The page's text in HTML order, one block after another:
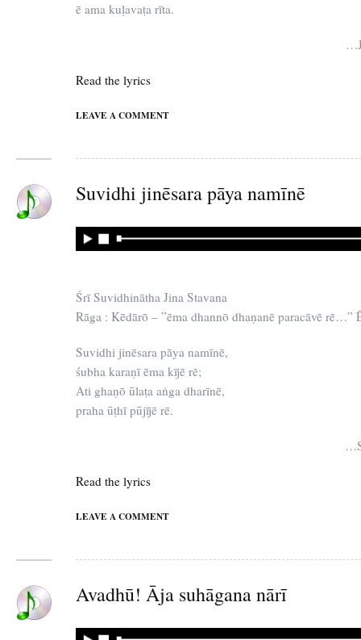
ē ama kuḷavaṭa rīta.
Read the lyrics
LEAVE A COMMENT
Suvidhi jinēsara pāya namīnē
Śrī Suvidhinātha Jina Stavana
Rāga : Kēdārō – ”ēma dhannō dhaṇanē paracāvē rē…”
Suvidhi jinēsara pāya namīnē,
śubha karaṇī ēma kījē rē;
Ati ghaṇō ūlaṭa aṅga dharīnē,
praha ūṭhī pūjījē rē.
Read the lyrics
LEAVE A COMMENT
Avadhū! Āja suhāgana nārī